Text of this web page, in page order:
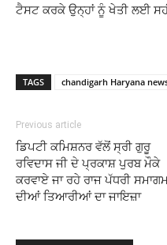
ਟੈਸਟ ਕਰਕੇ ਉਨ੍ਹਾਂ ਨੂੰ ਖੇਤੀ ਲਈ ਸਹੀ
TAGS chandigarh Haryana
Previous article
ਡਿਪਟੀ ਕਮਿਸ਼ਨਰ ਵੱਲੋਂ ਸ੍ਰੀ ਗੁਰੂ
ਰਵਿਦਾਸ ਜੀ ਦੇ ਪ੍ਰਕਾਸ਼ ਪੁਰਬ ਮੌਕੇ
ਕਰਵਾਏ ਜਾ ਰਹੇ ਰਾਜ ਪੱਧਰੀ
ਦੀਆਂ ਤਿਆਰੀਆਂ ਦਾ ਜਾਇਜ਼ਾ